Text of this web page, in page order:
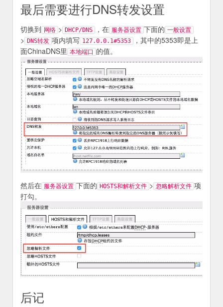
最后需要进行DNS转发设置
切换到 网络 > DHCP/DNS ，在 服务器设置 下面的 一般设置
> DNS转发 项内填写 127.0.0.1#5353
，其中的5353即是上
面ChinaDNS里 本地端口 的值。
然后在 服务器设置 下面的 HOSTS和解析文件 > 忽略解析文件 项
打勾。
后记